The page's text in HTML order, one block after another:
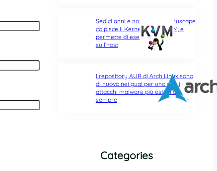
Sedici anni e non sentirli: Januscape
colpisce il Kernel Linux e KVM, e
permette di eseguire codice
sull’host
I repository AUR di Arch Linux sono
di nuovo nei guai per uno degli
attacchi malware più estesi di
sempre
Categories